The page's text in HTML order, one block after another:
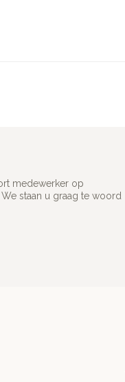
medewerker op
staan u graag te woord